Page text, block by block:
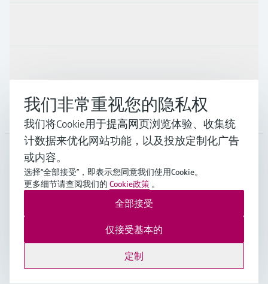
公司
CHN•中文
Endress+Hauser Group Services AG ©版权所有
数据保护通用条款与条件规范及营业执照
沪ICP备18006034号沪公网安备 31011202012364号
我们非常重视您的隐私权
我们将Cookie用于提高网页浏览体验、收集统
计数据来优化网站功能，以及投放定制化广告
或内容。
选择“全部接受”，即表示您同意我们使用Cookie。
更多细节请查阅我们的 Cookie政策 。
定制
仅接受基本的
全部接受